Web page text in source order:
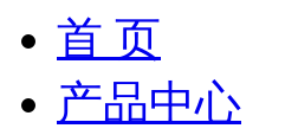
首 页
产品中心